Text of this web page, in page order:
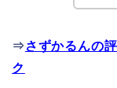
⇒ さずかるんの
ク